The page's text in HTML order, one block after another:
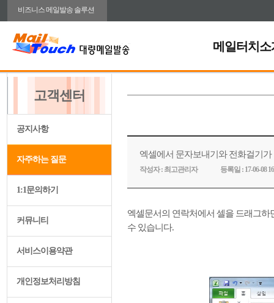
비즈니스 메일발송 솔루션
메일터치소
고객센터
공지사항
자주하는 질문
1:1문의하기
커뮤니티
서비스이용약관
개인정보처리방침
엑셀에서 문자보내기와 전화걸기가
작성자 : 최고관리자 등록일 : 17-06-08
엑셀문서의 연락처에서 셀을 드래그
수 있습니다.